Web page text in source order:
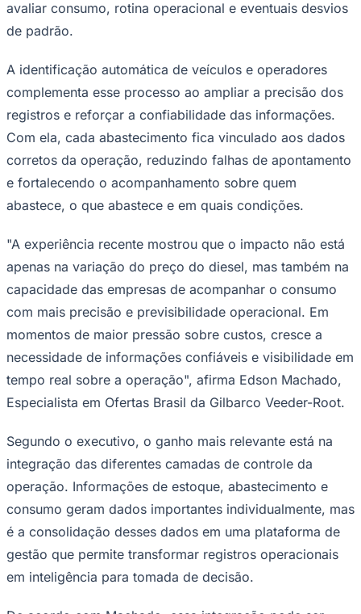
Corinthians
Palmeiras
avaliar consumo, rotina operacional e eventuais desvios
de padrão.
A identificação automática de veículos e operadores
complementa esse processo ao ampliar a precisão dos
registros e reforçar a confiabilidade das informações.
Com ela, cada abastecimento fica vinculado aos dados
corretos da operação, reduzindo falhas de apontamento
e fortalecendo o acompanhamento sobre quem
abastece, o que abastece e em quais condições.
"A experiência recente mostrou que o impacto não está
apenas na variação do preço do diesel, mas também na
capacidade das empresas de acompanhar o consumo
com mais precisão e previsibilidade operacional. Em
momentos de maior pressão sobre custos, cresce a
necessidade de informações confiáveis e visibilidade em
tempo real sobre a operação", afirma Edson Machado,
Especialista em Ofertas Brasil da Gilbarco Veeder-Root.
Segundo o executivo, o ganho mais relevante está na
integração das diferentes camadas de controle da
operação. Informações de estoque, abastecimento e
consumo geram dados importantes individualmente, mas
é a consolidação desses dados em uma plataforma de
gestão que permite transformar registros operacionais
em inteligência para tomada de decisão.